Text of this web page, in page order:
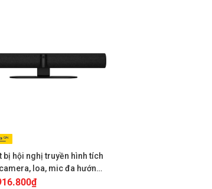
bị hội nghị truyền hình tích
loa, mic đa hướng
Panacast 50
₫